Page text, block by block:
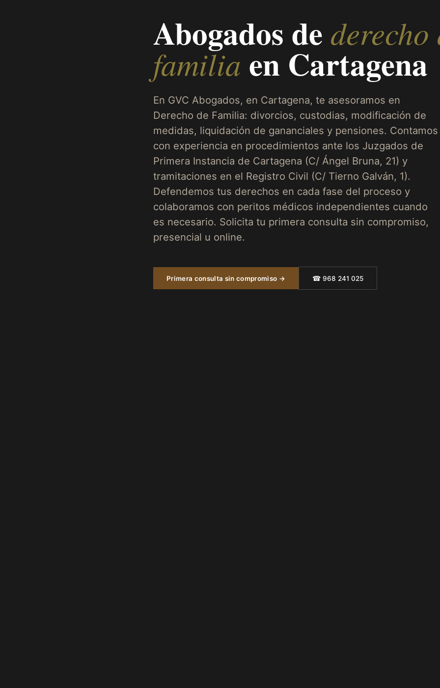
Abogados de derecho
familia en Cartagena
En GVC Abogados, en Cartagena, te asesoramos en
Derecho de Familia: divorcios, custodias, modificación de
medidas, liquidación de gananciales y pensiones. Contamos
con experiencia en procedimientos ante los Juzgados de
Primera Instancia de Cartagena (C/ Ángel Bruna, 21) y
tramitaciones en el Registro Civil (C/ Tierno Galván, 1).
Defendemos tus derechos en cada fase del proceso y
colaboramos con peritos médicos independientes cuando
es necesario. Solicita tu primera consulta sin compromiso,
presencial u online.
Primera consulta sin compromiso → ☎ 968 241 025